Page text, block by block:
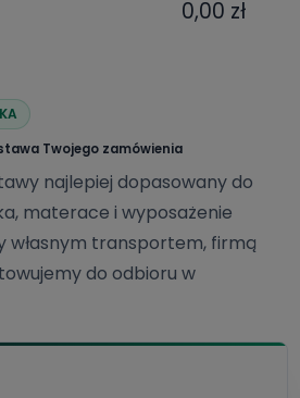
0,00 zł
Twojego zamówienia
najlepiej dopasowany do
materace i wyposażenie
własnym transportem, firmą
do odbioru w